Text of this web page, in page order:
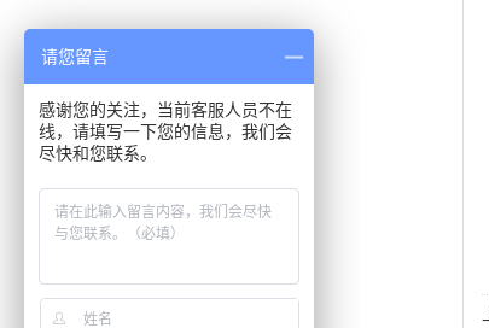
请您留言
感谢您的关注，当前客服人员不在
线，请填写一下您的信息，我们会
尽快和您联系。